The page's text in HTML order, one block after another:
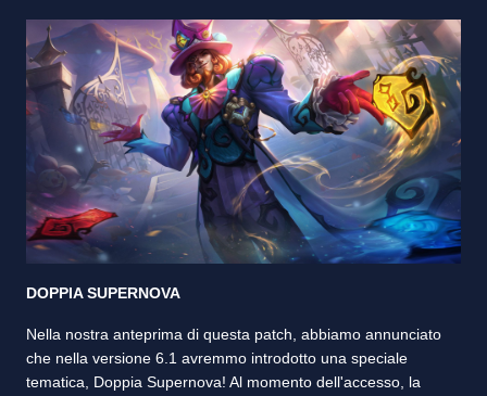
DOPPIA SUPERNOVA
Nella nostra anteprima di questa patch, abbiamo annunciato
che nella versione 6.1 avremmo introdotto una speciale
tematica, Doppia Supernova! Al momento dell'accesso, la